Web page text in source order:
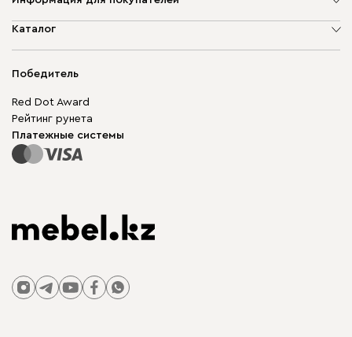
О компании
Гарантия
Для бизнеса
Карта сайта
Каталог
Корпусная мебель
Модульная мебель
Столы и стулья
Победитель
Red Dot Award
Рейтинг рунета
Платежные системы